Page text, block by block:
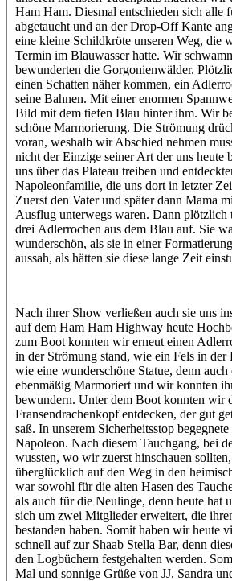
Ham Ham. Diesmal entschieden sich alle
abgetaucht und an der Drop-Off Kante
eine kleine Schildkröte unseren Weg, die
Termin im Blauwasser hatte. Wir
bewunderten die Gorgonienwälder.
einen Schatten näher kommen, ein
seine Bahnen. Mit einer enormen
Bild mit dem tiefen Blau hinter ihm. Wir
schöne Marmorierung. Die Strömung
voran, weshalb wir Abschied nehmen
nicht der Einzige seiner Art der uns heute
uns über das Plateau treiben und
Napoleonfamilie, die uns dort in letzter
Zuerst den Vater und später dann Mama
Ausflug unterwegs waren. Dann plötzlich
drei Adlerrochen aus dem Blau auf. Sie
wunderschön, als sie in einer
aussah, als hätten sie diese lange Zeit
Nach ihrer Show verließen auch sie uns
auf dem Ham Ham Highway heute
zum Boot konnten wir erneut einen
in der Strömung stand, wie ein Fels in der
wie eine wunderschöne Statue, denn
ebenmäßig Marmoriert und wir konnten
bewundern. Unter dem Boot konnten wir
Fransendrachenkopf entdecken, der gut
saß. In unserem Sicherheitsstop
Napoleon. Nach diesem Tauchgang, bei
wussten, wo wir zuerst hinschauen
überglücklich auf den Weg in den
war sowohl für die alten Hasen des
als auch für die Neulinge, denn heute hat
sich um zwei Mitglieder erweitert, die
bestanden haben. Somit haben wir heute
schnell auf zur Shaab Stella Bar, denn
den Logbüchern festgehalten werden.
Mal und sonnige Grüße von JJ, Sandra